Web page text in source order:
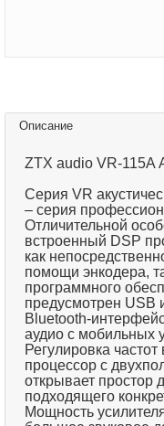
Описание
ZTX audio VR-115A
Серия VR
– серия
Отличительной
встроенный DSP
как
помощи энкодера,
программного
предусмотрен USB
Bluetooth-
аудио с мобильных
Регулировка
процессор с
открывает простор
подходящего
Мощность